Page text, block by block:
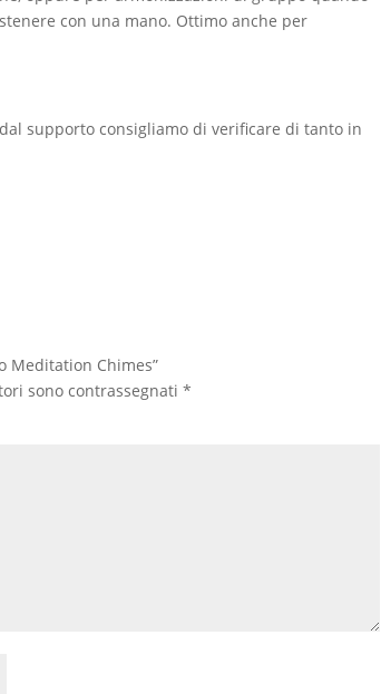
con una mano. Ottimo anche per
supporto consigliamo di verificare di tanto in
Meditation Chimes”
sono contrassegnati*